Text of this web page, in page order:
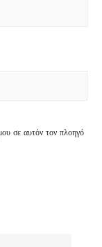
σε αυτόν τον πλοηγό